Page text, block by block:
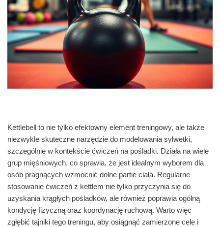
Kettlebell to nie tylko efektowny element treningowy, ale także
niezwykle skuteczne narzędzie do modelowania sylwetki,
szczególnie w kontekście ćwiczeń na pośladki. Działa na wiele
grup mięśniowych, co sprawia, że jest idealnym wyborem dla
osób pragnących wzmocnić dolne partie ciała. Regularne
stosowanie ćwiczeń z kettlem nie tylko przyczynia się do
uzyskania krągłych pośladków, ale również poprawia ogólną
kondycję fizyczną oraz koordynację ruchową. Warto więc
zgłębić tajniki tego treningu, aby osiągnąć zamierzone cele i